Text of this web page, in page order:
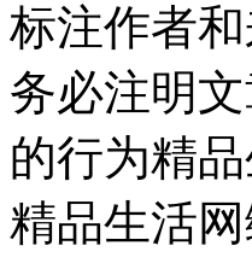
标注作者
务必注明
的行为精
精品生活